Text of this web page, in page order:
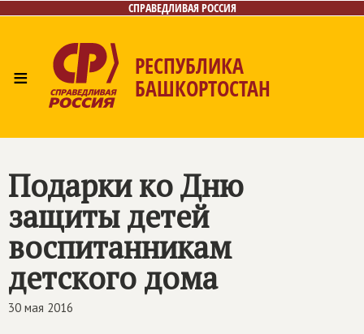
СПРАВЕДЛИВАЯ РОССИЯ
≡ РЕСПУБЛИКА
БАШКОРТОСТАН
Контакты
Подарки ко Дню
защиты детей
воспитанникам
детского дома
30 мая 2016